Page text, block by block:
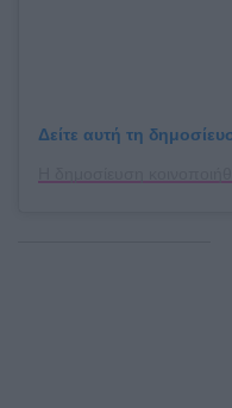
Δείτε αυτή τη